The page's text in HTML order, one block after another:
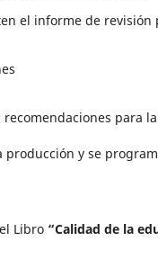
el informe de
para
producción y se
Libro “Calidad de la